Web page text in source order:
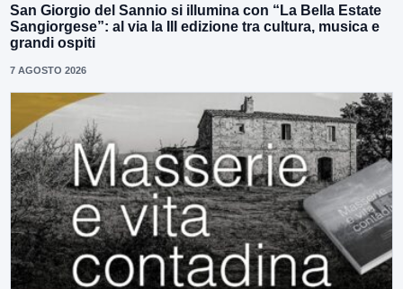
San Giorgio del Sannio si illumina con “La Bella Estate
Sangiorgese”: al via la III edizione tra cultura, musica e
grandi ospiti
7 AGOSTO 2026